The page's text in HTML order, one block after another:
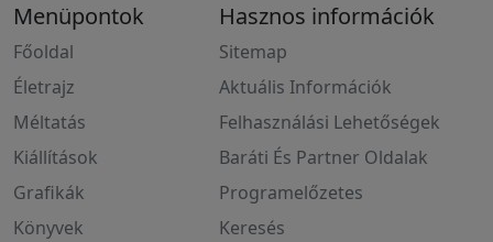
Menüpontok
Főoldal
Életrajz
Méltatás
Kiállítások
Grafikák
Könyvek
Hasznos információk
Sitemap
Aktuális Információk
Felhasználási Lehetőségek
Baráti És Partner Oldalak
Programelőzetes
Keresés